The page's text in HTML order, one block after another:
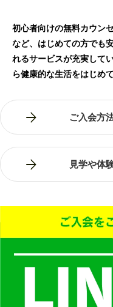
初心者向けの無料カウン
など、はじめての方でも
れるサービスが充実して
ら健康的な生活をはじめ
ご入会方
見学や体